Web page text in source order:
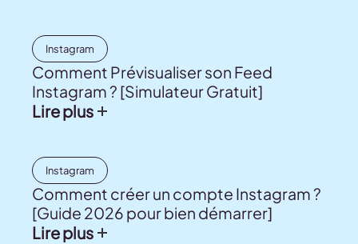
Instagram
Comment Prévisualiser son Feed
Instagram ? [Simulateur Gratuit]
Lire plus
Instagram
Comment créer un compte Instagram ?
[Guide 2026 pour bien démarrer]
Lire plus